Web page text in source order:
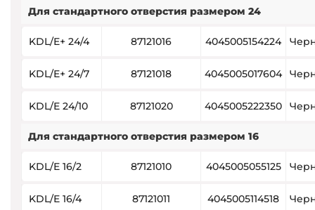
Для стандартного отверстия размером 24
KDL/E+ 24/4 87121016 4045005154224
KDL/E+ 24/7 87121018 4045005017604
KDL/E 24/10 87121020 4045005222350
Для стандартного отверстия размером 16
KDL/E 16/2 87121010 4045005055125
KDL/E 16/4 87121011 4045005114518